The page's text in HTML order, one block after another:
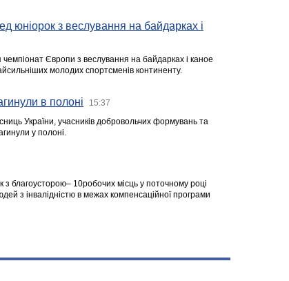
з веслування на байдарках і
Європи з веслування на байдарках і каное
молодих спортсменів континенту.
в полоні 15:37
України, учасників добровольчих формувань та
у полоні.
з благоусторою– 10робочих місць у поточному році
з інвалідністю в межах компенсаційної програми